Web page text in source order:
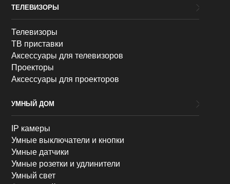
ТЕЛЕВИЗОРЫ
Телевизоры
ТВ приставки
Аксессуары для телевизоров
Проекторы
Аксессуары для проекторов
УМНЫЙ ДОМ
IP камеры
Умные выключатели и кнопки
Умные датчики
Умные розетки и удлинители
Умный свет